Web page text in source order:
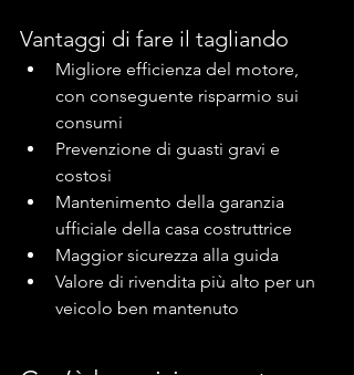
Vantaggi di fare il tagliando
Migliore efficienza del motore,
con conseguente risparmio sui
consumi
Prevenzione di guasti gravi e
costosi
Mantenimento della garanzia
ufficiale della casa costruttrice
Maggior sicurezza alla guida
Valore di rivendita più alto per un
veicolo ben mantenuto